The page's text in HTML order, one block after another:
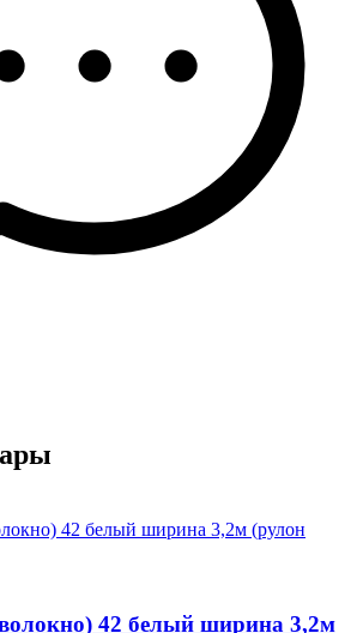
42 белый ширина 3,2м